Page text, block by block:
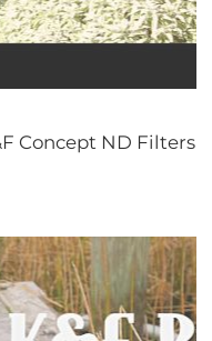
Concept ND Filters